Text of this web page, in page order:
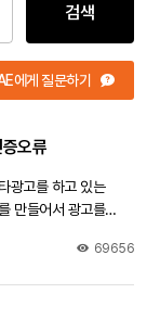
검색
에게 질문하기
오류
광고를 하고 있는
69656